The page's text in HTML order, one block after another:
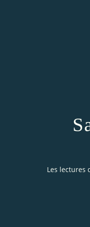
Les lectures